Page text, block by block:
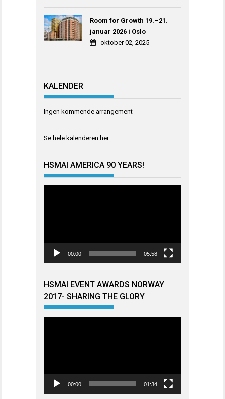
Room for Growth 19.–21.
januar 2026 i Oslo
oktober 02, 2025
KALENDER
Ingen kommende arrangement
Se hele kalenderen her.
HSMAI AMERICA 90 YEARS!
00:00 05:58
HSMAI EVENT AWARDS NORWAY
2017- SHARING THE GLORY
00:00 01:34